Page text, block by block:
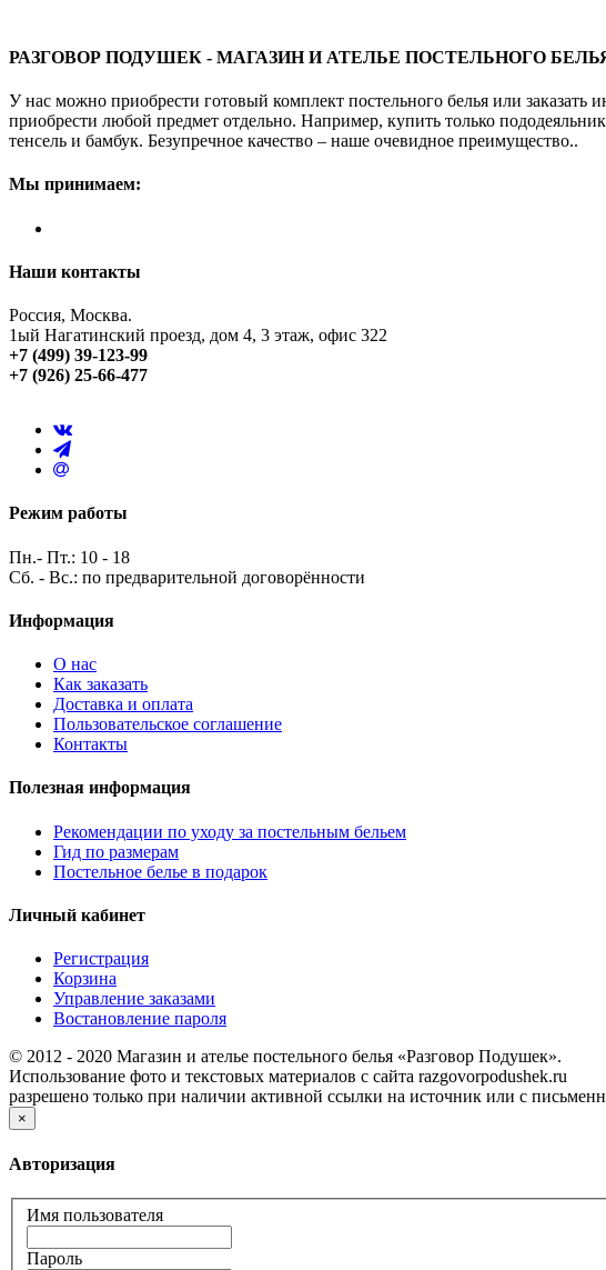
РАЗГОВОР ПОДУШЕК - МАГАЗИН И АТЕЛЬЕ ПОСТЕЛЬНОГО
У нас можно приобрести готовый комплект постельного белья или
приобрести любой предмет отдельно. Например, купить только
тенсель и бамбук. Безупречное качество – наше очевидное преимущество..
Мы принимаем:
Наши контакты
Россия, Москва.
1ый Нагатинский проезд, дом 4, 3 этаж, офис 322
+7 (499) 39-123-99
+7 (926) 25-66-477
Режим работы
Пн.- Пт.: 10 - 18
Сб. - Вс.: по предварительной договорённости
Информация
О нас
Как заказать
Доставка и оплата
Пользовательское соглашение
Контакты
Полезная информация
Рекомендации по уходу за постельным бельем
Гид по размерам
Постельное белье в подарок
Личный кабинет
Регистрация
Корзина
Управление заказами
Востановление пароля
© 2012 - 2020 Магазин и ателье постельного белья «Разговор Подушек».
Использование фото и текстовых материалов с сайта razgovorpodushek.ru
разрешено только при наличии активной ссылки на источник или с
×
Авторизация
Имя пользователя
Пароль